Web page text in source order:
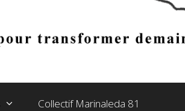
Collectif Marinaleda 81